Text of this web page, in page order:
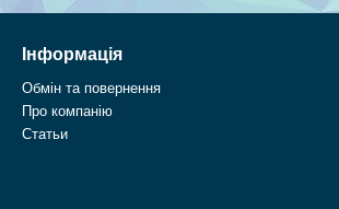
Інформація
Обмін та повернення
Про компанію
Статьи